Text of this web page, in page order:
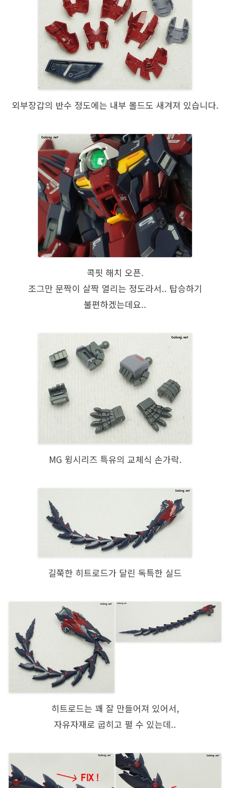
외부장갑의 반수 정도에는 내부 몰드도 새겨져 있습니다.
콕핏 해치 오픈.
조그만 문짝이 살짝 열리는 정도라서.. 탑승하기
불편하겠는데요..
MG 윙시리즈 특유의 교체식 손가락.
길쭉한 히트로드가 달린 독특한 실드
히트로드는 꽤 잘 만들어져 있어서,
자유자재로 굽히고 펼 수 있는데..